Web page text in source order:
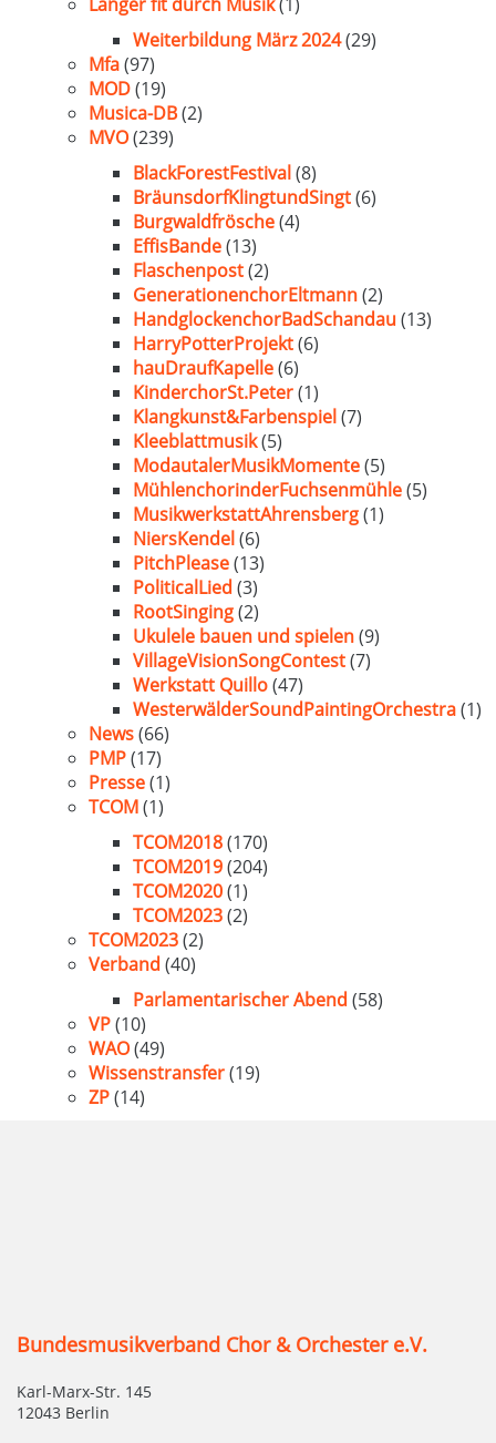
Weiterbildung März 2024(29)
Mfa(97)
MOD(19)
Musica-DB(2)
MVO(239)
BlackForestFestival(8)
BräunsdorfKlingtundSingt(6)
Burgwaldfrösche(4)
EffisBande(13)
Flaschenpost(2)
GenerationenchorEltmann(2)
HandglockenchorBadSchandau(13)
HarryPotterProjekt(6)
hauDraufKapelle(6)
KinderchorSt.Peter(1)
Klangkunst&Farbenspiel(7)
Kleeblattmusik(5)
ModautalerMusikMomente(5)
MühlenchorinderFuchsenmühle(5)
MusikwerkstattAhrensberg(1)
NiersKendel(6)
PitchPlease(13)
PoliticalLied (3)
RootSinging(2)
Ukulele bauen und spielen(9)
VillageVisionSongContest(7)
Werkstatt Quillo(47)
WesterwälderSoundPaintingOrchestra(1)
News(66)
PMP(17)
Presse(1)
TCOM(1)
TCOM2018(170)
TCOM2019(204)
TCOM2020(1)
TCOM2023(2)
TCOM2023(2)
Verband (40)
Parlamentarischer Abend (58)
VP(10)
WAO(49)
Wissenstransfer(19)
ZP(14)
Bundesmusikverband Chor & Orchester e.V.
Karl-Marx-Str. 145
12043 Berlin